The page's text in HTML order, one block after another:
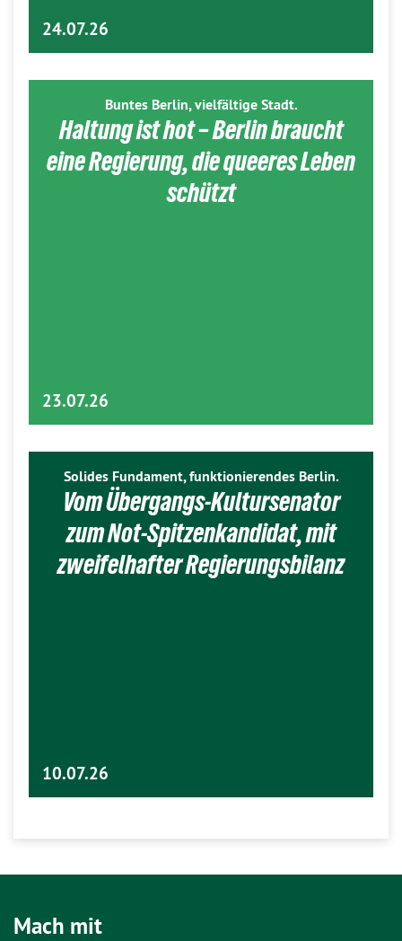
24.07.26
Buntes Berlin, vielfältige Stadt.
Haltung ist hot – Berlin braucht
eine Regierung, die queeres Leben
schützt
23.07.26
Solides Fundament, funktionierendes Berlin.
Vom Übergangs-Kultursenator
zum Not-Spitzenkandidat, mit
zweifelhafter Regierungsbilanz
10.07.26
Mach mit